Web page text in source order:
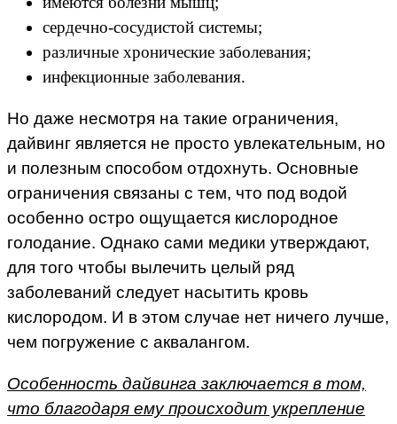
сердечно-сосудистой системы;
различные хронические заболевания;
инфекционные заболевания.
Но даже несмотря на такие ограничения,
дайвинг является не просто увлекательным, но
и полезным способом отдохнуть. Основные
ограничения связаны с тем, что под водой
особенно остро ощущается кислородное
голодание. Однако сами медики утверждают,
для того чтобы вылечить целый ряд
заболеваний следует насытить кровь
кислородом. И в этом случае нет ничего лучше,
чем погружение с аквалангом.
Особенность дайвинга заключается в том,
что благодаря ему происходит укрепление